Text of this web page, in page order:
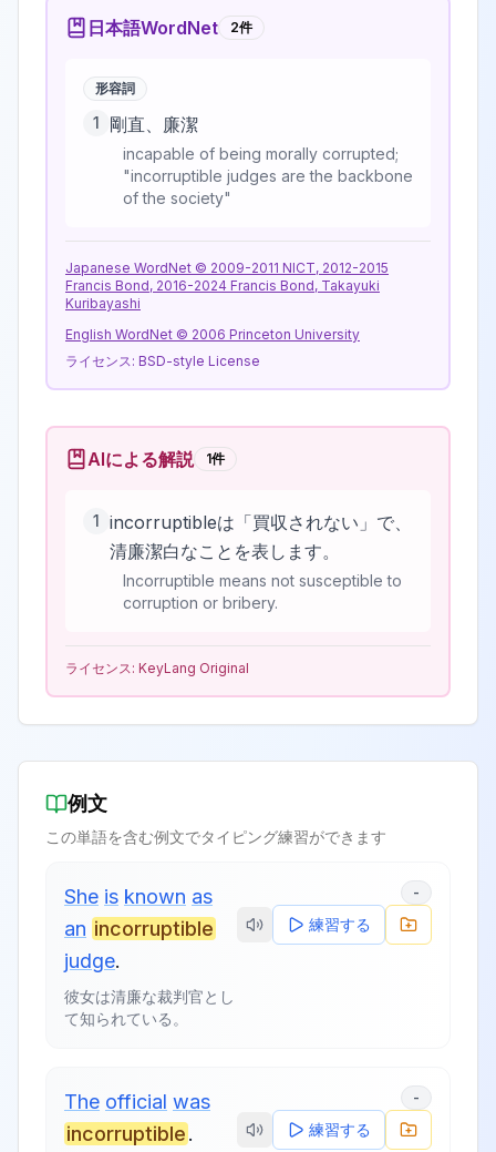
日本語WordNet 2件
形容詞
1 剛直、廉潔
incapable of being morally corrupted;
"incorruptible judges are the backbone
of the society"
Japanese WordNet © 2009-2011 NICT, 2012-2015
Francis Bond, 2016-2024 Francis Bond, Takayuki
Kuribayashi
English WordNet © 2006 Princeton University
ライセンス: BSD-style License
AIによる解説 1件
1 incorruptibleは「買収されない」で、
清廉潔白なことを表します。
Incorruptible means not susceptible to
corruption or bribery.
ライセンス: KeyLang Original
例文
この単語を含む例文でタイピング練習ができます
She is known as
an incorruptible
judge.
彼女は清廉な裁判官とし
て知られている。
-
練習する
The official was
incorruptible.
-
練習する